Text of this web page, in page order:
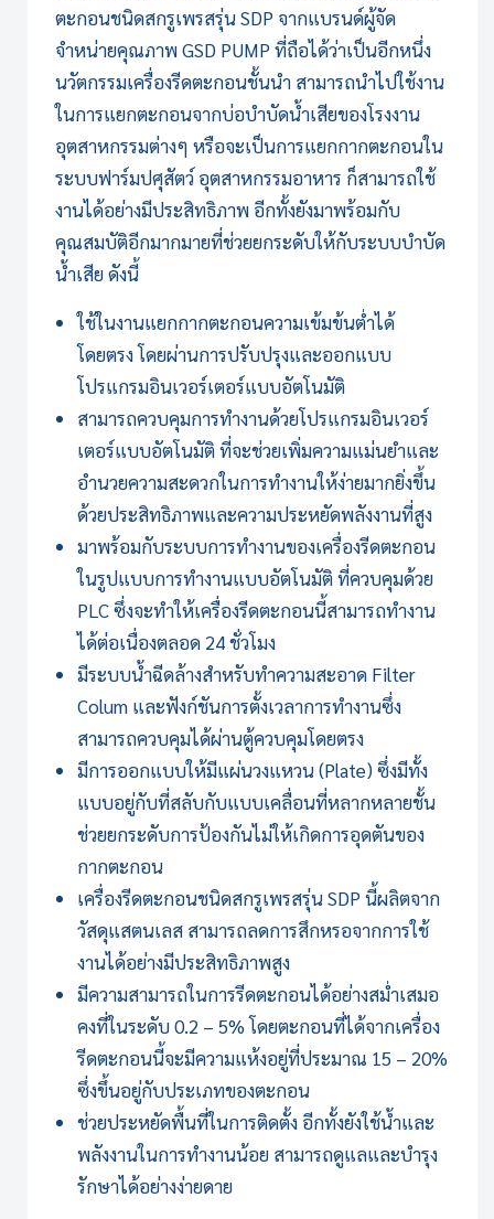
ตะกอนชนิดสกรูเพรสรุ่น SDP จากแบรนด์ผู้จัด
จำหน่ายคุณภาพGSD PUMPที่ถือได้ว่าเป็นอีกหนึ่ง
นวัตกรรมเครื่องรีดตะกอนชั้นนำ สามารถนำไปใช้งาน
ในการแยกตะกอนจากบ่อบำบัดน้ำเสียของโรงงาน
อุตสาหกรรมต่างๆ หรือจะเป็นการแยกกากตะกอนใน
ระบบฟาร์มปศุสัตว์ อุตสาหกรรมอาหาร ก็สามารถใช้
งานได้อย่างมีประสิทธิภาพ อีกทั้งยังมาพร้อมกับ
คุณสมบัติอีกมากมายที่ช่วยยกระดับให้กับระบบบำบัด
น้ำเสีย ดังนี้
ใช้ในงานแยกกากตะกอนความเข้มข้นต่ำได้
โดยตรง โดยผ่านการปรับปรุงและออกแบบ
โปรแกรมอินเวอร์เตอร์แบบอัตโนมัติ
สามารถควบคุมการทำงานด้วยโปรแกรมอินเวอร์
เตอร์แบบอัตโนมัติ ที่จะช่วยเพิ่มความแม่นยำและ
อำนวยความสะดวกในการทำงานให้ง่ายมากยิ่งขึ้น
ด้วยประสิทธิภาพและความประหยัดพลังงานที่สูง
มาพร้อมกับระบบการทำงานของเครื่องรีดตะกอน
ในรูปแบบการทำงานแบบอัตโนมัติ ที่ควบคุมด้วย
PLC ซึ่งจะทำให้เครื่องรีดตะกอนนี้สามารถทำงาน
ได้ต่อเนื่องตลอด 24 ชั่วโมง
มีระบบน้ำฉีดล้างสำหรับทำความสะอาด Filter
Colum และฟังก์ชันการตั้งเวลาการทำงานซึ่ง
สามารถควบคุมได้ผ่านตู้ควบคุมโดยตรง
มีการออกแบบให้มีแผ่นวงแหวน (Plate) ซึ่งมีทั้ง
แบบอยู่กับที่สลับกับแบบเคลื่อนที่หลากหลายชั้น
ช่วยยกระดับการป้องกันไม่ให้เกิดการอุดตันของ
กากตะกอน
เครื่องรีดตะกอนชนิดสกรูเพรสรุ่น SDP นี้ผลิตจาก
วัสดุแสตนเลส สามารถลดการสึกหรอจากการใช้
งานได้อย่างมีประสิทธิภาพสูง
มีความสามารถในการรีดตะกอนได้อย่างสม่ำเสมอ
คงที่ในระดับ 0.2 – 5% โดยตะกอนที่ได้จากเครื่อง
รีดตะกอนนี้จะมีความแห้งอยู่ที่ประมาณ 15 – 20%
ซึ่งขึ้นอยู่กับประเภทของตะกอน
ช่วยประหยัดพื้นที่ในการติดตั้ง อีกทั้งยังใช้น้ำและ
พลังงานในการทำงานน้อย สามารถดูแลและบำรุง
รักษาได้อย่างง่ายดาย